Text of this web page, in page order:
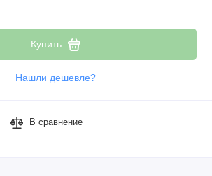
Купить
Нашли дешевле?
В сравнение